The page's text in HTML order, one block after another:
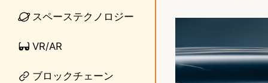
スペーステクノロジー
VR/AR
ブロックチェーン
e
t